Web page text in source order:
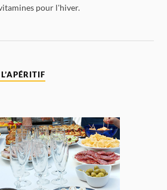
pour l'hiver.